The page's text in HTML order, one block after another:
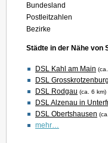
Bundesland
Postleitzahlen
Bezirke
Städte in der Nähe von
DSL Kahl am Main
DSL Grosskrotzenburg
DSL Rodgau (ca. 6 km)
DSL Alzenau in
DSL Obertshausen
mehr…